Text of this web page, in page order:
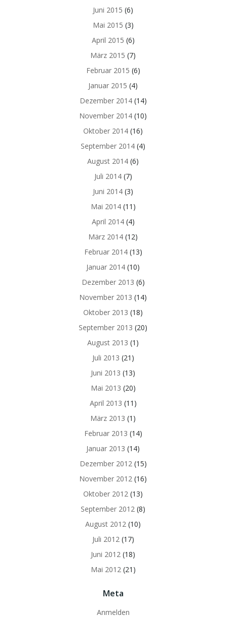
Juni 2015 (6)
Mai 2015 (3)
April 2015 (6)
März 2015 (7)
Februar 2015 (6)
Januar 2015 (4)
Dezember 2014(14)
November 2014 (10)
Oktober 2014 (16)
September 2014 (4)
August 2014 (6)
Juli 2014(7)
Juni 2014 (3)
Mai 2014(11)
April 2014(4)
März 2014 (12)
Februar 2014(13)
Januar 2014 (10)
Dezember 2013 (6)
November 2013 (14)
Oktober 2013 (18)
September 2013 (20)
August 2013 (1)
Juli 2013 (21)
Juni 2013 (13)
Mai 2013 (20)
April 2013 (11)
März 2013 (1)
Februar 2013 (14)
Januar 2013 (14)
Dezember 2012 (15)
November 2012 (16)
Oktober 2012 (13)
September 2012 (8)
August 2012 (10)
Juli 2012 (17)
Juni 2012 (18)
Mai 2012 (21)
Meta
Anmelden